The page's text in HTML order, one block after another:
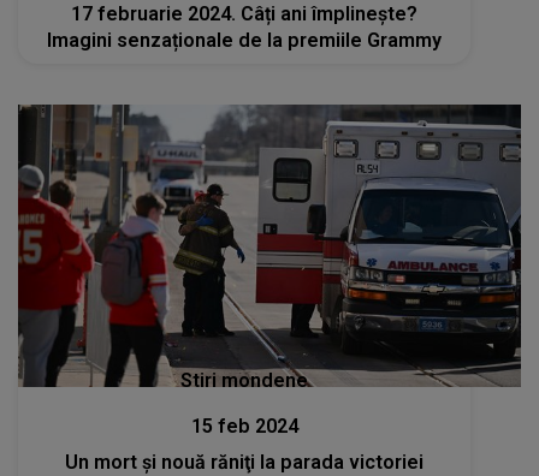
17 februarie 2024. Câți ani împlinește?
Imagini senzaționale de la premiile Grammy
Stiri mondene
15 feb 2024
Un mort şi nouă răniţi la parada victoriei